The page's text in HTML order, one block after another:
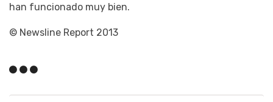
han funcionado muy bien.
© Newsline Report 2013